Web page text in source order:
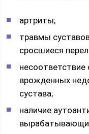
артриты;
травмы
сросшиеся
несоответствие
врожденных
сустава;
наличие